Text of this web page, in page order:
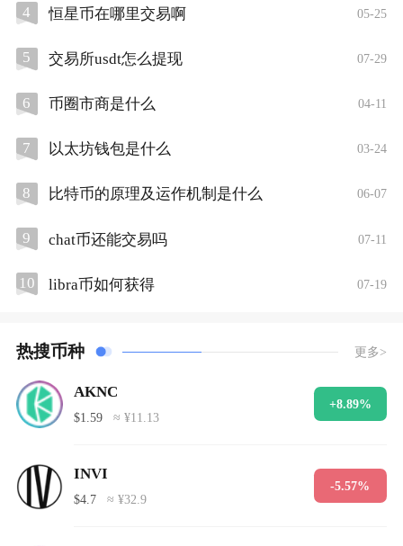
4 恒星币在哪里交易啊 05-25
5 交易所usdt怎么提现 07-29
6 币圈市商是什么 04-11
7 以太坊钱包是什么 03-24
8 比特币的原理及运作机制是什么 06-07
9 chat币还能交易吗 07-11
10 libra币如何获得 07-19
热搜币种 更多>
AKNC
$1.59 ≈ ¥11.13
+8.89%
INVI
$4.7 ≈ ¥32.9
-5.57%